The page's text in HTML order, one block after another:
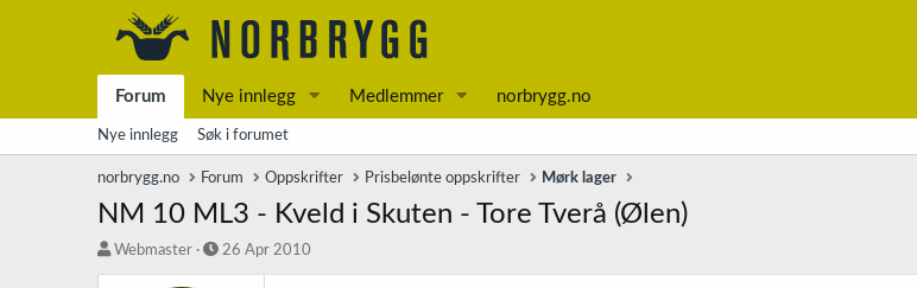
Forum Nye innlegg Medlemmer norbrygg.no
Nye innlegg Søk i forumet
norbrygg.no Forum Oppskrifter Prisbelønte oppskrifter Mørk lager
NM 10 ML3 - Kveld i Skuten - Tore Tverå (Ølen)
T
Webmaster
S
26 Apr 2010